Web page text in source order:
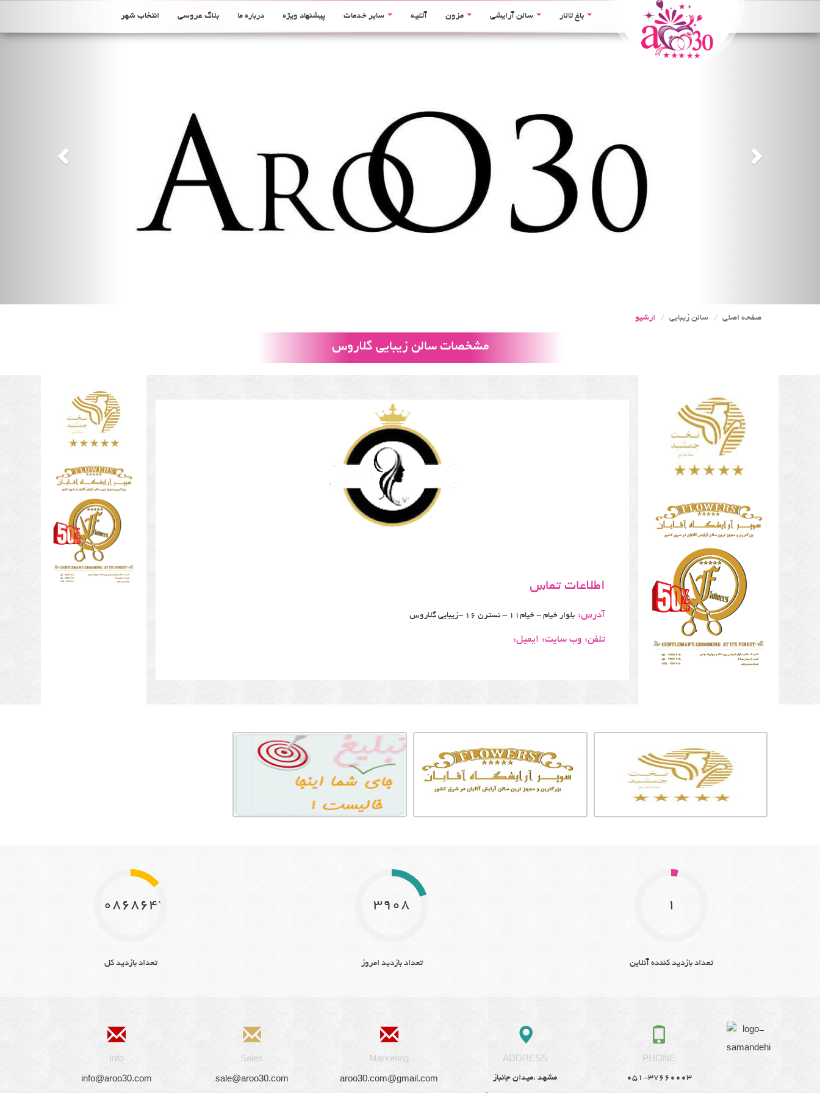
باغ تالار سالن آرایشی مزون آتلیه سایر خدمات پیشنهاد ویژه درباره ما بلاگ عروسی انتخاب شهر
صفحه اصلی سالن زیبایی ارشیو
مشخصات سالن زیبایی گلاروس
اطلاعات تماس
آدرس: بلوار خیام - خیام11 - نسترن 16 -زیبایی گلاروس
تلفن: وب سایت: ایمیل:
1
تعداد بازدید کننده آنلاین
3908
تعداد بازدید امروز
10868647
تعداد بازدید کل
Info
info@aroo30.com
Sales
sale@aroo30.com
Marketing
aroo30.com@gmail.com
ADDRESS
مشهد ،میدان جانباز
PHONE
051-37660003